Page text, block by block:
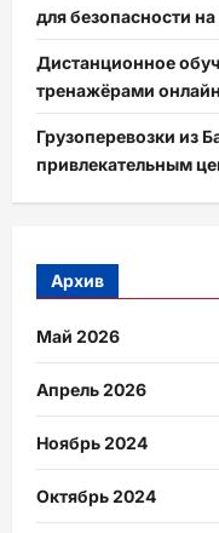
для безопасности
Дистанционное
тренажёрами онлайн
Грузоперевозки из
привлекательным
Архив
Май 2026
Апрель 2026
Ноябрь 2024
Октябрь 2024